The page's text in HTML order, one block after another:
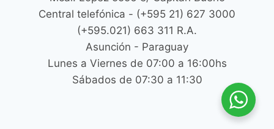
Central telefónica - (+595 21) 627 3000
(+595.021) 663 311 R.A.
Asunción - Paraguay
Lunes a Viernes de 07:00 a 16:00hs
Sábados de 07:30 a 11:30